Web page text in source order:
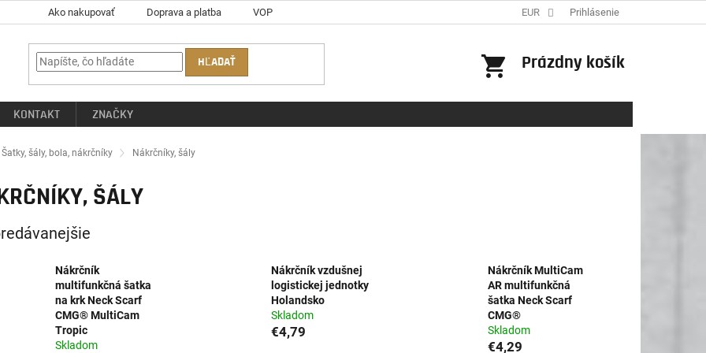
Ako nakupovať Doprava a platba VOP EUR Prihlásenie
HĽADAŤ
NÁKUPNÝ
Prázdny košík
KONTAKT ZNAČKY
Šatky, šály, bola, nákrčníky Nákrčníky, šály
ŠÁLY
Nákrčník
multifunkčná šatka
na krk Neck Scarf
CMG® MultiCam
Tropic
Skladom
Nákrčník vzdušnej
logistickej jednotky
Holandsko
Skladom
€4,79
Nákrčník MultiCam
AR multifunkčná
šatka Neck Scarf
CMG®
Skladom
€4,29